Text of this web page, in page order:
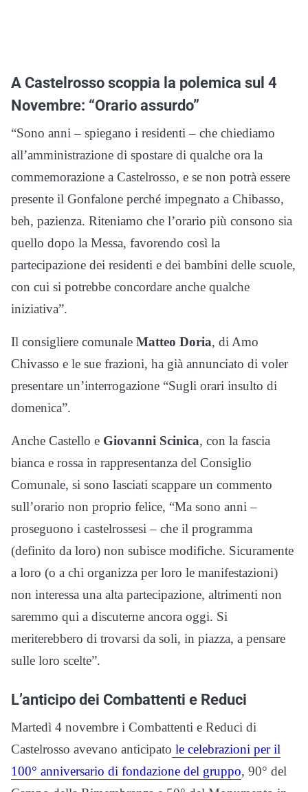
A Castelrosso scoppia la polemica sul 4
Novembre: “Orario assurdo”
“Sono anni – spiegano i residenti – che chiediamo
all’amministrazione di spostare di qualche ora la
commemorazione a Castelrosso, e se non potrà essere
presente il Gonfalone perché impegnato a Chibasso,
beh, pazienza. Riteniamo che l’orario più consono sia
quello dopo la Messa, favorendo così la
partecipazione dei residenti e dei bambini delle scuole,
con cui si potrebbe concordare anche qualche
iniziativa”.
Il consigliere comunale Matteo Doria, di Amo
Chivasso e le sue frazioni, ha già annunciato di voler
presentare un’interrogazione “Sugli orari insulto di
domenica”.
Anche Castello e Giovanni Scinica, con la fascia
bianca e rossa in rappresentanza del Consiglio
Comunale, si sono lasciati scappare un commento
sull’orario non proprio felice, “Ma sono anni –
proseguono i castelrossesi – che il programma
(definito da loro) non subisce modifiche. Sicuramente
a loro (o a chi organizza per loro le manifestazioni)
non interessa una alta partecipazione, altrimenti non
saremmo qui a discuterne ancora oggi. Si
meriterebbero di trovarsi da soli, in piazza, a pensare
sulle loro scelte”.
L’anticipo dei Combattenti e Reduci
Martedì 4 novembre i Combattenti e Reduci di
Castelrosso avevano anticipato le celebrazioni per il
100° anniversario di fondazione del gruppo, 90° del